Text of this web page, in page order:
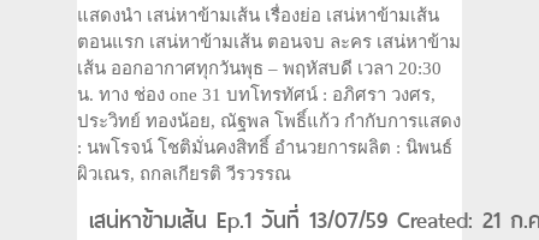
แสดงนำ เสน่หาข้ามเส้น เรื่องย่อ เสน่หาข้ามเส้น
ตอนแรก เสน่หาข้ามเส้น ตอนจบ ละคร เสน่หาข้าม
เส้น ออกอากาศทุกวันพุธ – พฤหัสบดี เวลา 20:30
น. ทาง ช่อง one 31 บทโทรทัศน์ : อภิศรา วงศร,
ประวิทย์ ทองน้อย, ณัฐพล โพธิ์แก้ว กำกับการแสดง
: นพโรจน์ โชติมั่นคงสิทธิ์ อำนวยการผลิต : นิพนธ์
ผิวเณร, ถกลเกียรติ วีรวรรณ
เสน่หาข้ามเส้น Ep.1 วันที่ 13/07/59 Created: 21 ก.